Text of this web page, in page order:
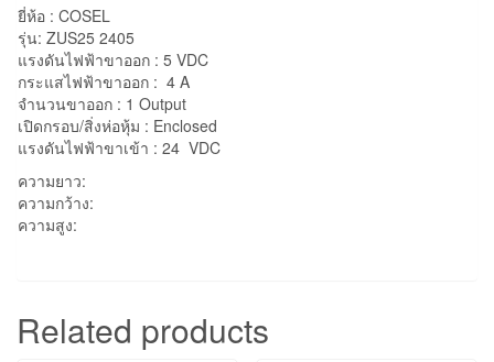
ยี่ห้อ : COSEL
รุ่น: ZUS25 2405
แรงดันไฟฟ้าขาออก : 5 VDC
กระแสไฟฟ้าขาออก : 4 A
จำนวนขาออก : 1 Output
เปิดกรอบ/สิ่งห่อหุ้ม : Enclosed
แรงดันไฟฟ้าขาเข้า : 24 VDC
ความยาว:
ความกว้าง:
ความสูง:
Related products